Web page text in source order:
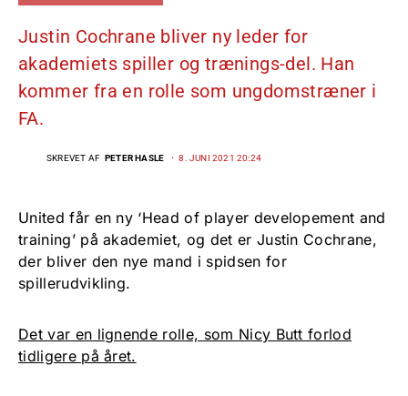
Justin Cochrane bliver ny leder for
akademiets spiller og trænings-del. Han
kommer fra en rolle som ungdomstræner i
FA.
SKREVET AF PETER HASLE 8. JUNI 2021 20:24
United får en ny ‘Head of player developement and
training’ på akademiet, og det er Justin Cochrane,
der bliver den nye mand i spidsen for
spillerudvikling.
Det var en lignende rolle, som Nicy Butt forlod
tidligere på året.